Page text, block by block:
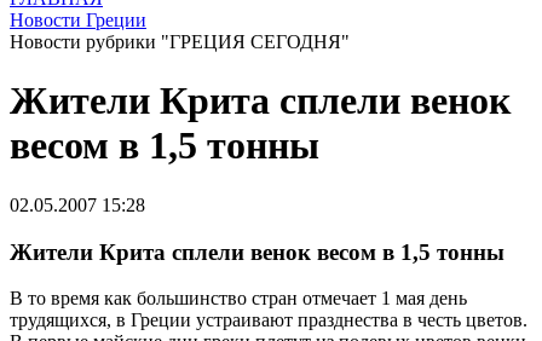
Новости Греции
Новости рубрики "ГРЕЦИЯ СЕГОДНЯ"
Жители Крита сплели венок
весом в 1,5 тонны
02.05.2007 15:28
Жители Крита сплели венок весом в 1,5 тонны
В то время как большинство стран отмечает 1 мая день
трудящихся, в Греции устраивают празднества в честь цветов.